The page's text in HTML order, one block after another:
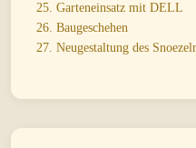
25. Garteneinsatz mit DELL
26. Baugeschehen
27. Neugestaltung des